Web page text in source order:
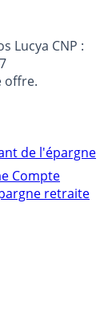
Lucya CNP :
offre.
de l'épargne
Compte
retraite